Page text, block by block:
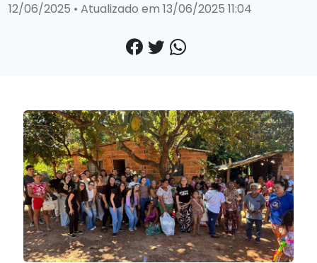
12/06/2025 • Atualizado em 13/06/2025 11:04